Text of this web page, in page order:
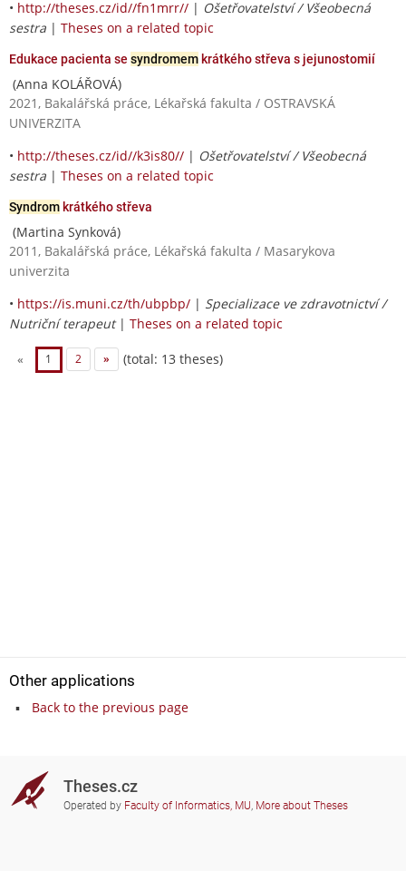
• http://theses.cz/id//fn1mrr// | Ošetřovatelství / Všeobecná
sestra | Theses on a related topic
Edukace pacienta se syndromem krátkého střeva s jejunostomií
(Anna KOLÁŘOVÁ)
2021, Bakalářská práce, Lékařská fakulta / OSTRAVSKÁ
UNIVERZITA
• http://theses.cz/id//k3is80// | Ošetřovatelství / Všeobecná
sestra | Theses on a related topic
Syndrom krátkého střeva
(Martina Synková)
2011, Bakalářská práce, Lékařská fakulta / Masarykova
univerzita
• https://is.muni.cz/th/ubpbp/ | Specializace ve zdravotnictví /
Nutriční terapeut| Theses on a related topic
« 1 2 » (total: 13 theses)
Other applications
Back to the previous page
Theses.cz
Operated by Faculty of Informatics, MU, More about Theses